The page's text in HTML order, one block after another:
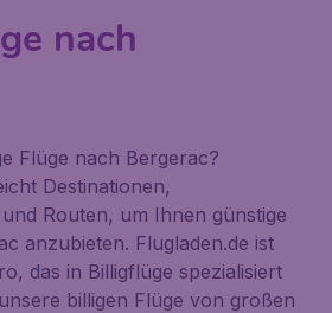
nach
Flüge nach Bergerac?
Destinationen,
Routen, um Ihnen günstige
anzubieten. Flugladen.de ist
das in Billigflüge spezialisiert
billigen Flüge von großen